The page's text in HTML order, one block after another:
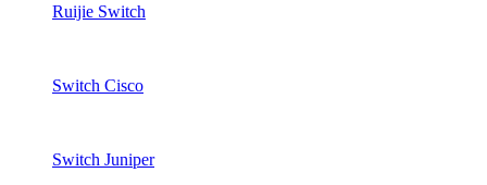
Ruijie Switch
Switch Cisco
Switch Juniper